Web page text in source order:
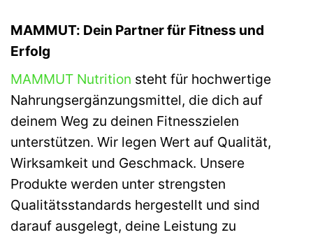
MAMMUT: Dein Partner für Fitness und
Erfolg
MAMMUT Nutrition steht für hochwertige
Nahrungsergänzungsmittel, die dich auf
deinem Weg zu deinen Fitnesszielen
unterstützen. Wir legen Wert auf Qualität,
Wirksamkeit und Geschmack. Unsere
Produkte werden unter strengsten
Qualitätsstandards hergestellt und sind
darauf ausgelegt, deine Leistung zu